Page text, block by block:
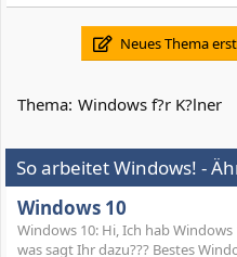
Neues Thema
Thema: Windows f?r K?lner
So arbeitet Windows! -
Windows 10
Windows 10: Hi, Ich hab
was sagt Ihr dazu??? Bestes